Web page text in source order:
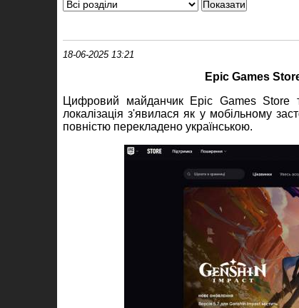
18-06-2025 13:21
Epic Games
Цифровий майданчик Epic Games Store
локалізація з'явилася як у мобільному
повністю перекладено українською.